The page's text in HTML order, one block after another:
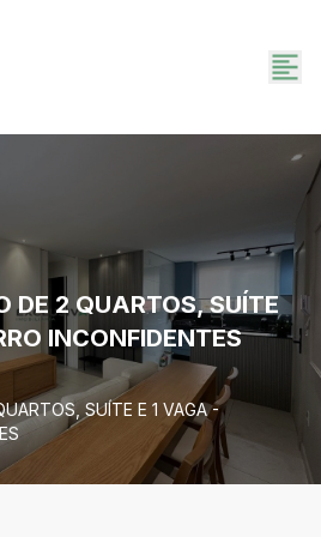
DE 2 QUARTOS, SUÍTE
INCONFIDENTES
SUÍTE E 1 VAGA -